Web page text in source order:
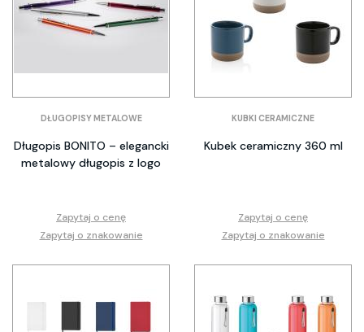
DŁUGOPISY METALOWE
Długopis BONITO – elegancki
metalowy długopis z logo
Zapytaj o cenę
Zapytaj o znakowanie
KUBKI CERAMICZNE
Kubek ceramiczny 360 ml
Zapytaj o cenę
Zapytaj o znakowanie